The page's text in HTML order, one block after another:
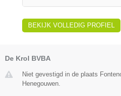
BEKIJK VOLLEDIG PROFIEL
De Krol BVBA
Niet gevestigd in de plaats
Henegouwen.